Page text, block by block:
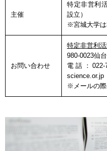
主催
特定非営利
設立）
※宮城大学は
お問い合わせ
特定非営利
980-0023仙
電話：022-
science.or.jp
※メールの際